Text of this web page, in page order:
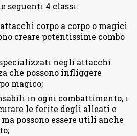
seguenti 4 classi:
corpo a corpo o magici
creare potentissime combo
negli attacchi
che possono infliggere
magico;
in ogni combattimento, i
le ferite degli alleati e
possono essere utili anche